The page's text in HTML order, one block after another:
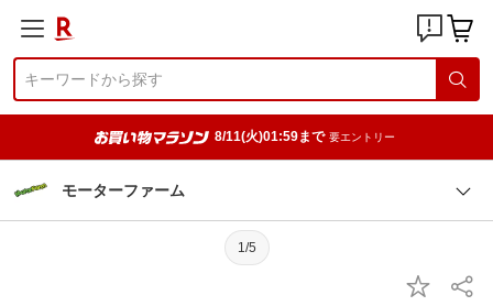
8/11(火)01:59まで 要エントリー
モーターファーム
1/5